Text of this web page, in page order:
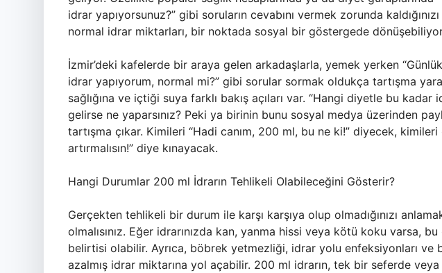
idrar yapıyorsunuz?” gibi soruların cevabını vermek zorunda
normal idrar miktarları, bir noktada sosyal bir göstergede
İzmir’deki kafelerde bir araya gelen arkadaşlarla, yemek yerken
idrar yapıyorum, normal mi?” gibi sorular sormak oldukça tartışma
sağlığına ve içtiği suya farklı bakış açıları var. “Hangi diyetle bu kadar
gelirse ne yaparsınız? Peki ya birinin bunu sosyal medya üzerinden
tartışma çıkar. Kimileri “Hadi canım, 200 ml, bu ne ki!” diyecek, kimileri
artırmalısın!” diye kınayacak.
Hangi Durumlar 200 ml İdrarın Tehlikeli Olabileceğini Gösterir?
Gerçekten tehlikeli bir durum ile karşı karşıya olup olmadığınızı
olmalısınız. Eğer idrarınızda kan, yanma hissi veya kötü koku varsa,
belirtisi olabilir. Ayrıca, böbrek yetmezliği, idrar yolu enfeksiyonları ve
azalmış idrar miktarına yol açabilir. 200 ml idrarın, tek bir seferde